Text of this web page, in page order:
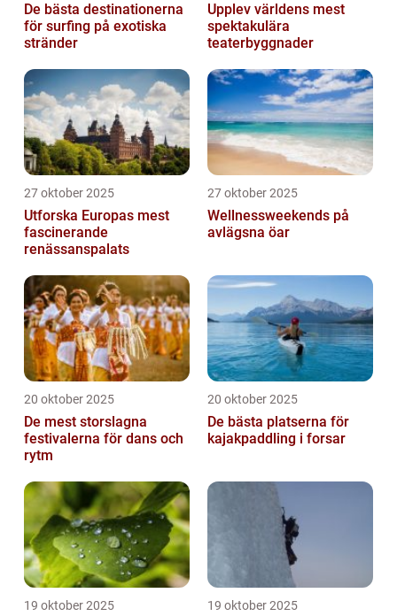
De bästa destinationerna
för surfing på exotiska
stränder
Upplev världens mest
spektakulära
teaterbyggnader
27 oktober 2025
Utforska Europas mest
fascinerande
renässanspalats
27 oktober 2025
Wellnessweekends på
avlägsna öar
20 oktober 2025
De mest storslagna
festivalerna för dans och
rytm
20 oktober 2025
De bästa platserna för
kajakpaddling i forsar
19 oktober 2025 19 oktober 2025